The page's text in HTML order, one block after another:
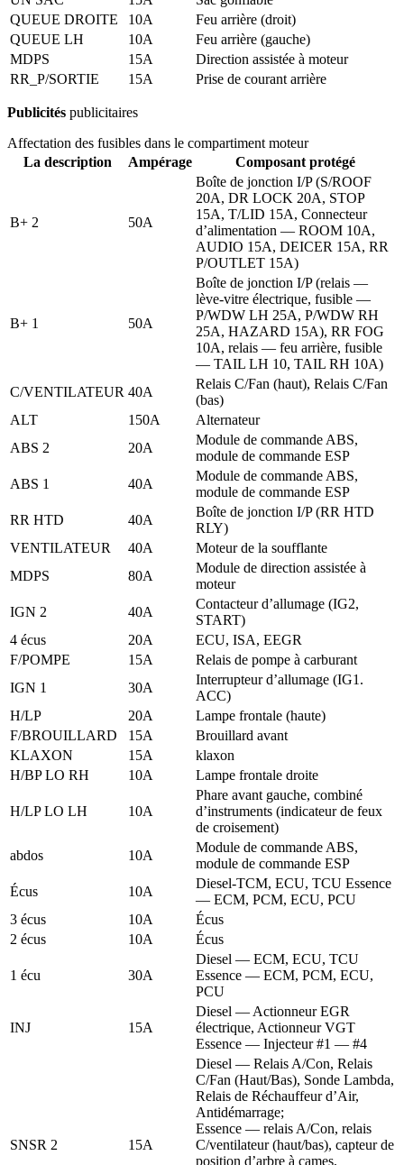
QUEUE DROITE
10A
Feu arrière (droit)
QUEUE LH
10A
Feu arrière (gauche)
MDPS
15A
Direction assistée à moteur
RR_P/SORTIE
15A Prise de courant arrière
Publicités publicitaires
Affectation des fusibles dans le compartiment moteur
La description
Ampérage Composant protégé
B+ 2 50A
Boîte de jonction I/P (S/ROOF
20A, DR LOCK 20A, STOP
15A, T/LID 15A, Connecteur
d’alimentation — ROOM 10A,
AUDIO 15A, DEICER 15A, RR
P/OUTLET 15A)
B+ 1 50A
Boîte de jonction I/P (relais —
lève-vitre électrique, fusible —
P/WDW LH 25A, P/WDW RH ​​
25A, HAZARD 15A), RR FOG
10A, relais — feu arrière, fusible
— TAIL LH 10, TAIL RH 10A)
C/VENTILATEUR 40A
Relais C/Fan (haut), Relais C/Fan
(bas)
ALT
150A
Alternateur
ABS 2
20A
Module de commande ABS,
module de commande ESP
ABS 1
40A
Module de commande ABS,
module de commande ESP
RR HTD
40A
Boîte de jonction I/P (RR HTD
RLY)
VENTILATEUR
40A
Moteur de la soufflante
MDPS
80A
Module de direction assistée à
moteur
IGN 2
40A
Contacteur d’allumage (IG2,
START)
4 écus
20A
ECU, ISA, EEGR
F/POMPE
15A
Relais de pompe à carburant
IGN 1
30A
Interrupteur d’allumage (IG1.
ACC)
H/LP
20A
Lampe frontale (haute)
F/BROUILLARD
15A
Brouillard avant
KLAXON
15A
klaxon
H/BP LO RH
10A Lampe frontale droite
H/LP LO LH 10A
Phare avant gauche, combiné
d’instruments (indicateur de feux
de croisement)
abdos
10A
Module de commande ABS,
module de commande ESP
Écus
10A
Diesel-TCM, ECU, TCU Essence
— ECM, PCM, ECU, PCU
3 écus
10A
Écus
2 écus
10A Écus
1 écu 30A
Diesel — ECM, ECU, TCU
Essence — ECM, PCM, ECU,
PCU
INJ 15A
Diesel — Actionneur EGR
électrique, Actionneur VGT
Essence — Injecteur #1 — #4
SNSR 2 15A
Diesel — Relais A/Con, Relais
C/Fan (Haut/Bas), Sonde Lambda,
Relais de Réchauffeur d’Air,
Antidémarrage;
Essence — relais A/Con, relais
C/ventilateur (haut/bas), capteur de
position d’arbre à cames,